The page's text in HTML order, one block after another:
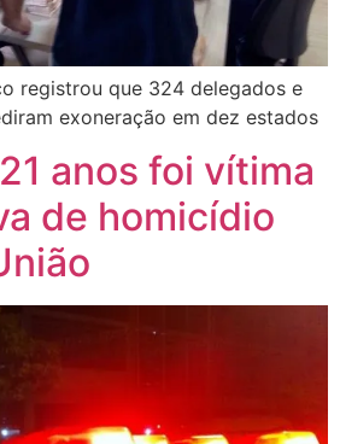
registrou que 324 delegados e
exoneração em dez estados
anos foi vítima
de homicídio